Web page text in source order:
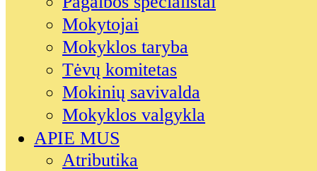
Mokytojai
Mokyklos taryba
Tėvų komitetas
Mokinių savivalda
Mokyklos valgykla
APIE MUS
Atributika